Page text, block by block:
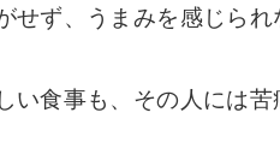
せず、うまみを感じら
い食事も、その人には